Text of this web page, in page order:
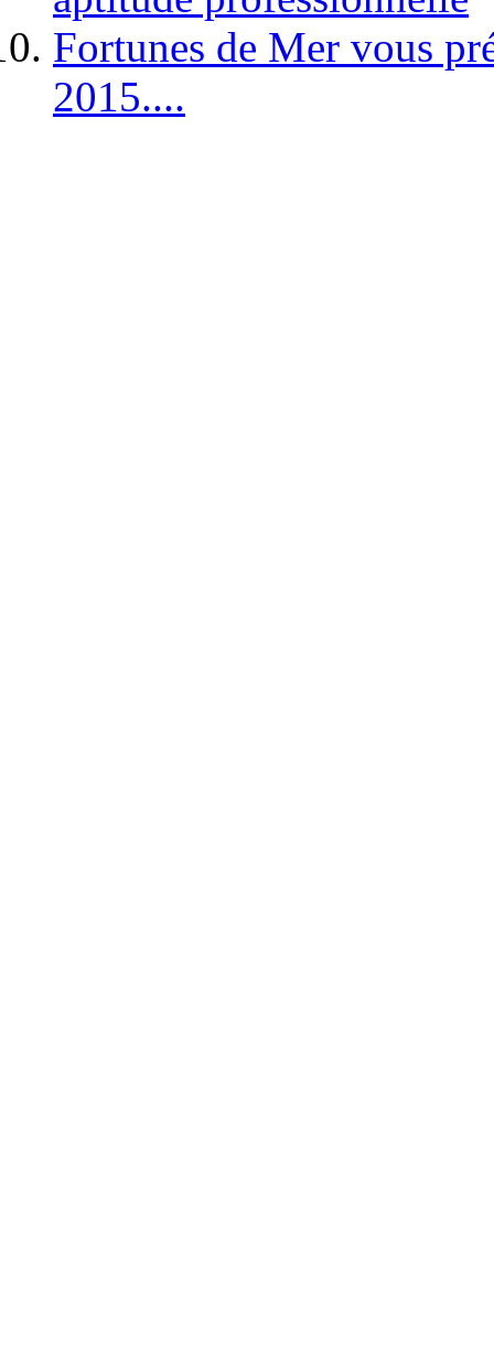
Fortunes de Mer vous
2015....